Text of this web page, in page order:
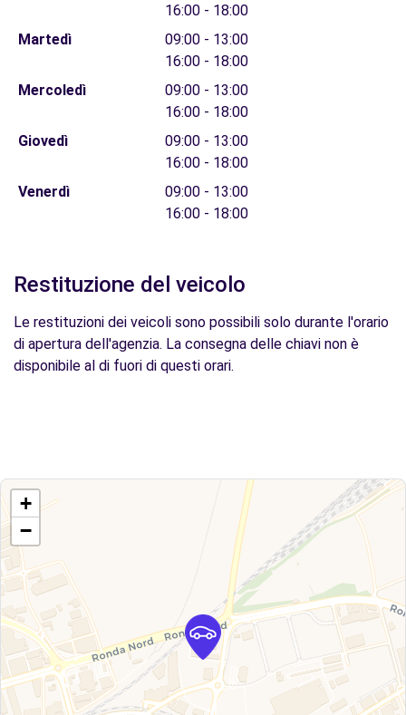
16:00 - 18:00
Martedì
09:00 - 13:00
16:00 - 18:00
Mercoledì
09:00 - 13:00
16:00 - 18:00
Giovedì
09:00 - 13:00
16:00 - 18:00
Venerdì
09:00 - 13:00
16:00 - 18:00
Restituzione del veicolo
Le restituzioni dei veicoli sono possibili solo durante l'orario
di apertura dell'agenzia. La consegna delle chiavi non è
disponibile al di fuori di questi orari.
+
−